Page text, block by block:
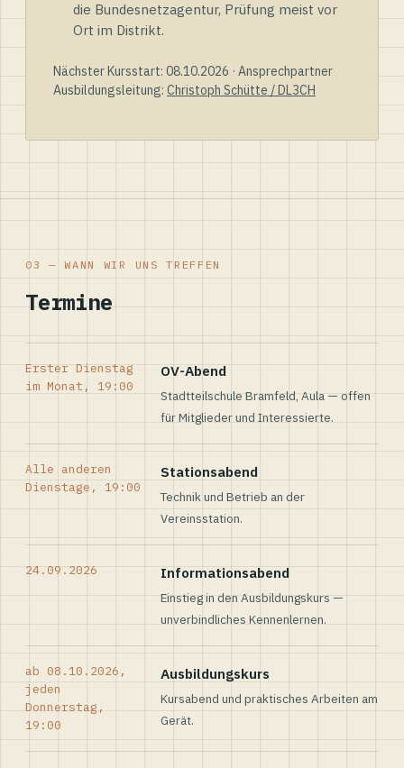
die Bundesnetzagentur, Prüfung meist vor
Ort im Distrikt.
Nächster Kursstart: 08.10.2026 · Ansprechpartner
Ausbildungsleitung: Christoph Schütte / DL3CH
03 — WANN WIR UNS TREFFEN
Termine
Erster Dienstag
im Monat, 19:00
OV-Abend
Stadtteilschule Bramfeld, Aula — offen
für Mitglieder und Interessierte.
Alle anderen
Dienstage, 19:00
Stationsabend
Technik und Betrieb an der
Vereinsstation.
24.09.2026 Informationsabend
Einstieg in den Ausbildungskurs —
unverbindliches Kennenlernen.
ab 08.10.2026,
jeden
Donnerstag,
19:00
Ausbildungskurs
Kursabend und praktisches Arbeiten am
Gerät.